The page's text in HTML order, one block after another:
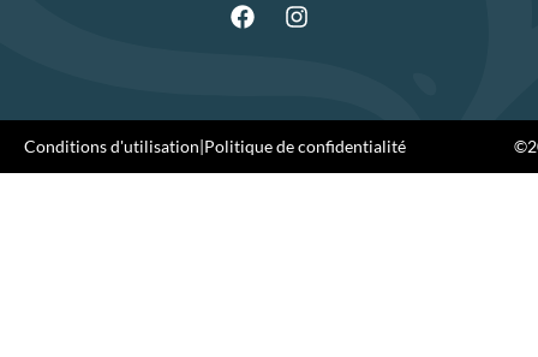
Conditions d'utilisation|Politique de confidentialité